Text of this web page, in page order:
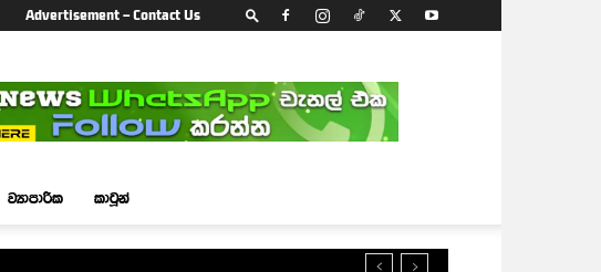
Advertisement – Contact Us
ව්‍යාපාරික කාටූන්